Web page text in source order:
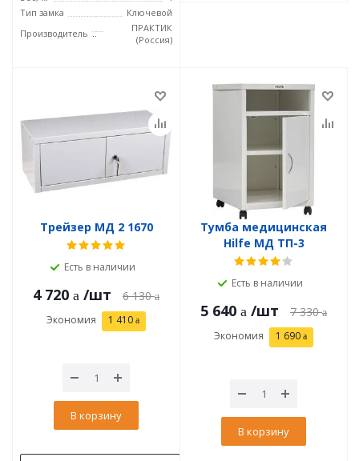
Тип замка
Ключевой
Производитель
ПРАКТИК
(Россия)
Трейзер МД 2 1670
Есть в наличии
4 720 /шт 6 130
Экономия 1 410
В корзину
Тумба медицинская
Hilfe МД ТП-3
Есть в наличии
5 640 /шт 7 330
Экономия 1 690
В корзину